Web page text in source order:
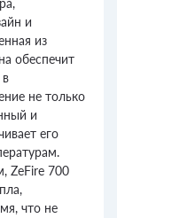
и
из
обеспечит
не только
и
его
ZeFire 700
что не